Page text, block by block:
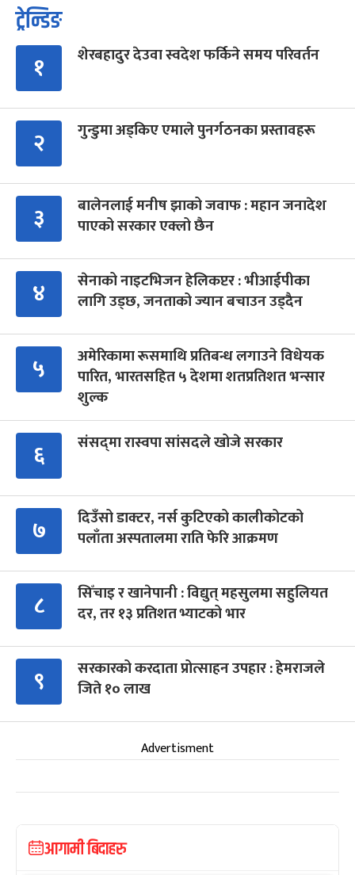
ट्रेन्डिङ
१ शेरबहादुर देउवा स्वदेश फर्किने समय परिवर्तन
२ गुन्डुमा अड्किए एमाले पुनर्गठनका प्रस्तावहरू
३
बालेनलाई मनीष झाको जवाफ : महान जनादेश
पाएको सरकार एक्लो छैन
४
सेनाको नाइटभिजन हेलिकप्टर : भीआईपीका
लागि उड्छ, जनताको ज्यान बचाउन उड्दैन
५
अमेरिकामा रूसमाथि प्रतिबन्ध लगाउने विधेयक
पारित, भारतसहित ५ देशमा शतप्रतिशत भन्सार
शुल्क
६ संसद्‍मा रास्वपा सांसदले खोजे सरकार
७
दिउँसो डाक्टर, नर्स कुटिएको कालीकोटको
पलाँता अस्पतालमा राति फेरि आक्रमण
८
सिँचाइ र खानेपानी : विद्युत् महसुलमा सहुलियत
दर, तर १३ प्रतिशत भ्याटको भार
९
सरकारको करदाता प्रोत्साहन उपहार : हेमराजले
जिते १० लाख
Advertisment
आगामी बिदाहरु